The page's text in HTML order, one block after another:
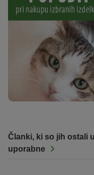
Članki, ki so jih ostali
uporabne